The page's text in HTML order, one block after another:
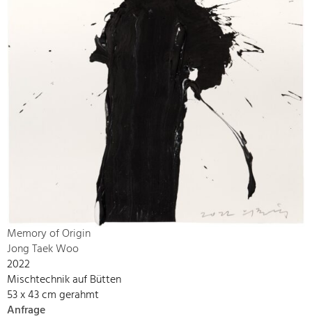
Memory of Origin
Jong Taek Woo
2022
Mischtechnik auf Bütten
53 x 43 cm gerahmt
Anfrage